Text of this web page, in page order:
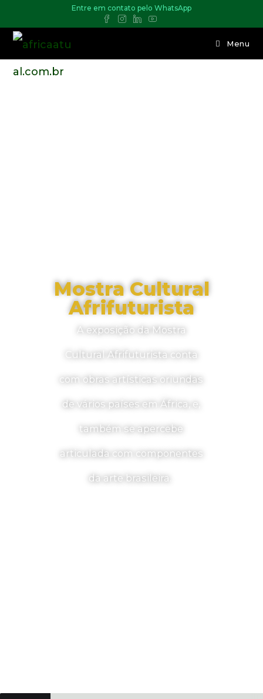
Entre em contato pelo WhatsApp
Menu
Mostra Cultural
Afrifuturista
A exposição da Mostra
Cultural Afrifuturista conta
com obras artísticas oriundas
de vários países em África, e,
também se apercebe
articulada com componentes
da arte brasileira.